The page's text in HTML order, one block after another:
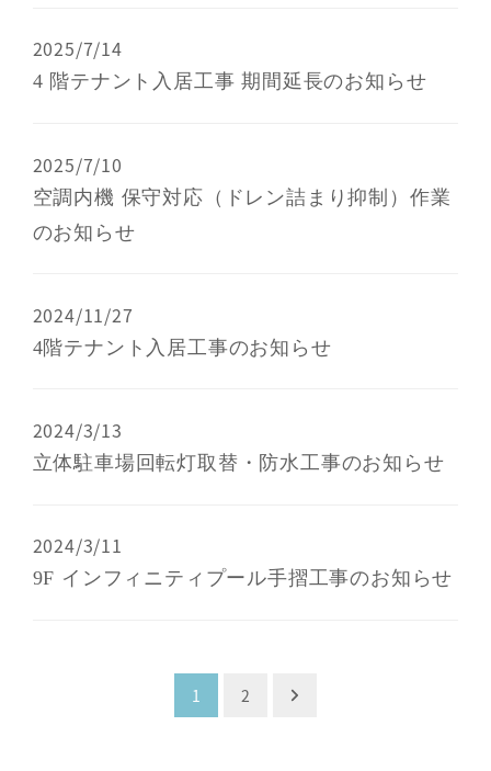
4 階テナント入居工事 期間延長のお知らせ
2025/7/14
空調内機 保守対応（ドレン詰まり抑制）作業
のお知らせ
2025/7/10
4階テナント入居工事のお知らせ
2024/11/27
立体駐車場回転灯取替・防水工事のお知らせ
2024/3/13
9F インフィニティプール手摺工事のお知らせ
2024/3/11
1 2